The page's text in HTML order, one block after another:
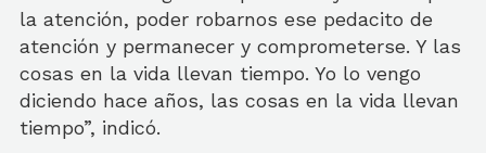
la atención, poder robarnos ese pedacito de
atención y permanecer y comprometerse. Y las
cosas en la vida llevan tiempo. Yo lo vengo
diciendo hace años, las cosas en la vida llevan
tiempo”, indicó.